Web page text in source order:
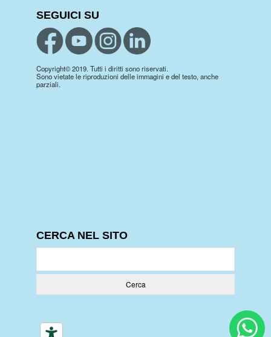
SEGUICI SU
Copyright© 2019. Tutti i diritti sono riservati.
Sono vietate le riproduzioni delle immagini e del testo, anche
parziali.
CERCA NEL SITO